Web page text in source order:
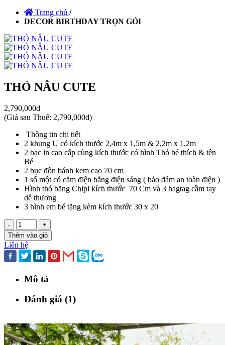
Trang chủ /
DECOR BIRTHDAY TRỌN GÓI
THỎ NÂU CUTE
2,790,000đ
(Giá sau Thuế: 2,790,000đ)
Thông tin chi tiết
2 khung U có kích thước 2,4m x 1,5m & 2,2m x 1,2m
2 bạc in cao cấp cùng kích thước có hình Thỏ bé thích & tên
Bé
2 bục đôn bánh kem cao 70 cm
1 số một có cắm điện bằng điện sáng ( bảo đảm an toàn điện )
Hình thỏ bằng Chipi kích thước 70 Cm và 3 hagtag cầm tay
dễ thương
3 hình em bé tặng kèm kích thước 30 x 20
-
+
Thêm vào giỏ
Liên hệ
Mô tả
Đánh giá (1)